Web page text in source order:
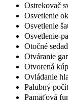
Ostrekovač
Osvetlenie
Osvetlenie
Osvetlenie-
Otočné
Otváranie
Otvorená
Ovládanie
Palubný
Pamäťová